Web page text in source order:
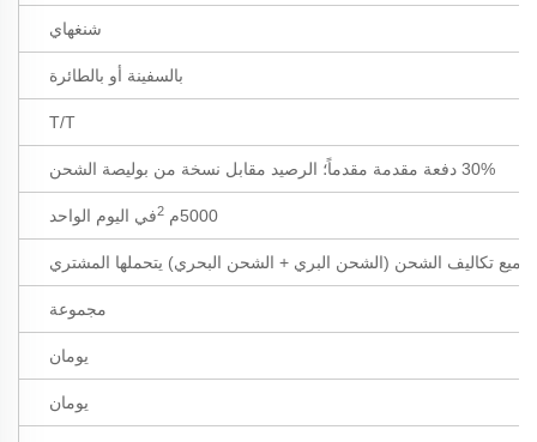
شنغهاي
بالسفينة أو بالطائرة
T/T
30% دفعة مقدمة مقدماً؛ الرصيد مقابل نسخة من بوليصة الشحن
5000م 2في اليوم الواحد
جميع تكاليف الشحن (الشحن البري + الشحن البحري) يتحملها المشتري
مجموعة
يومان
يومان